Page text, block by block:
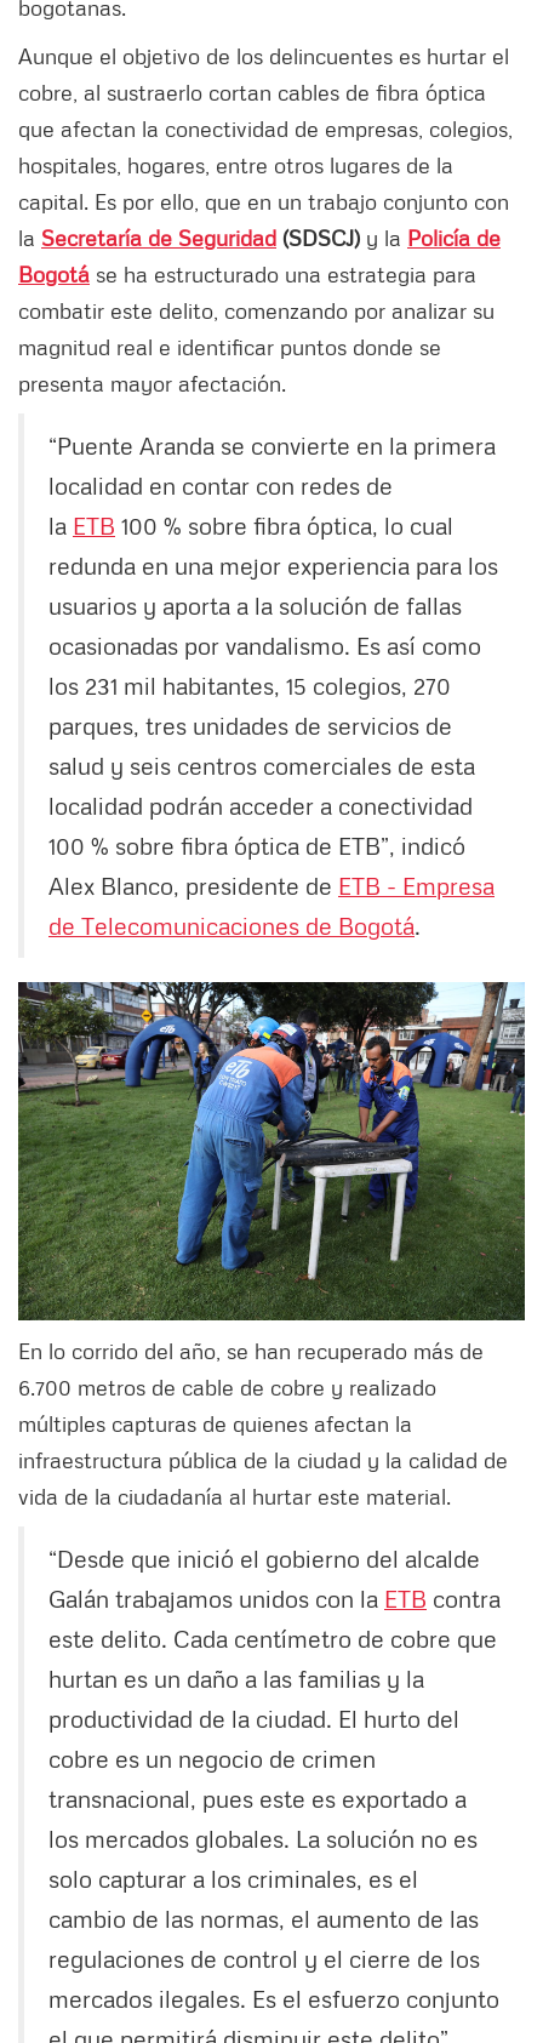
bogotanas.
Aunque el objetivo de los delincuentes es hurtar el
cobre, al sustraerlo cortan cables de fibra óptica
que afectan la conectividad de empresas, colegios,
hospitales, hogares, entre otros lugares de la
capital. Es por ello, que en un trabajo conjunto con
la Secretaría de Seguridad (SDSCJ) y la Policía de
Bogotá se ha estructurado una estrategia para
combatir este delito, comenzando por analizar su
magnitud real e identificar puntos donde se
presenta mayor afectación.
“Puente Aranda se convierte en la primera
localidad en contar con redes de
la ETB 100 % sobre fibra óptica, lo cual
redunda en una mejor experiencia para los
usuarios y aporta a la solución de fallas
ocasionadas por vandalismo. Es así como
los 231 mil habitantes, 15 colegios, 270
parques, tres unidades de servicios de
salud y seis centros comerciales de esta
localidad podrán acceder a conectividad
100 % sobre fibra óptica de ETB”, indicó
Alex Blanco, presidente de ETB - Empresa
de Telecomunicaciones de Bogotá.
En lo corrido del año, se han recuperado más de
6.700 metros de cable de cobre y realizado
múltiples capturas de quienes afectan la
infraestructura pública de la ciudad y la calidad de
vida de la ciudadanía al hurtar este material.
“Desde que inició el gobierno del alcalde
Galán trabajamos unidos con la ETB contra
este delito. Cada centímetro de cobre que
hurtan es un daño a las familias y la
productividad de la ciudad. El hurto del
cobre es un negocio de crimen
transnacional, pues este es exportado a
los mercados globales. La solución no es
solo capturar a los criminales, es el
cambio de las normas, el aumento de las
regulaciones de control y el cierre de los
mercados ilegales. Es el esfuerzo conjunto